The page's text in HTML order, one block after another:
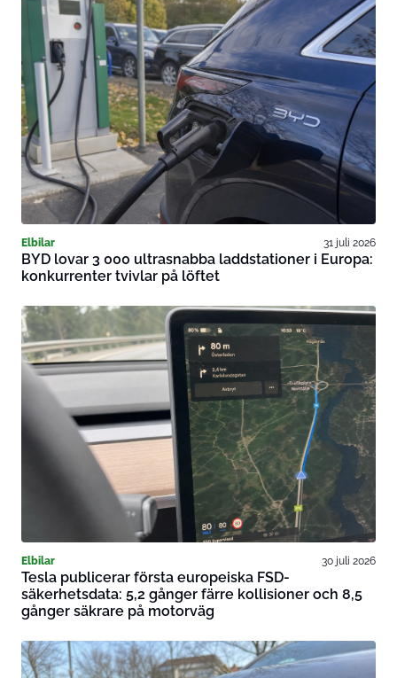
Elbilar 31 juli 2026
BYD lovar 3 000 ultrasnabba laddstationer i Europa:
konkurrenter tvivlar på löftet
Elbilar 30 juli 2026
Tesla publicerar första europeiska FSD-
säkerhetsdata: 5,2 gånger färre kollisioner och 8,5
gånger säkrare på motorväg